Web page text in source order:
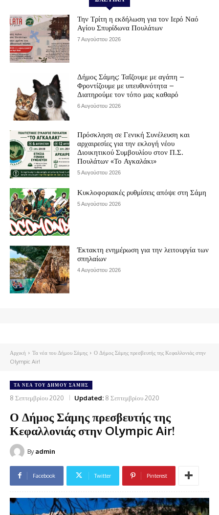
Την Τρίτη η εκδήλωση για τον Ιερό Ναό
Αγίου Σπυρίδωνα Πουλάτων
7 Αυγούστου 2026
Δήμος Σάμης: Ταΐζουμε με αγάπη –
Φροντίζουμε με υπευθυνότητα –
Διατηρούμε τον τόπο μας καθαρό
6 Αυγούστου 2026
Πρόσκληση σε Γενική Συνέλευση και
αρχαιρεσίες για την εκλογή νέου
Διοικητικού Συμβουλίου στον Π.Σ.
Πουλάτων «Το Αγκαλάκι»
5 Αυγούστου 2026
Κυκλοφοριακές ρυθμίσεις απόψε στη Σάμη
5 Αυγούστου 2026
Έκτακτη ενημέρωση για την λειτουργία των
σπηλαίων
4 Αυγούστου 2026